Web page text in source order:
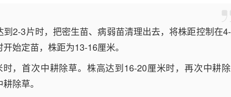
2-3片时，把密生苗、病弱苗清理出去，将株距控制在4-
始定苗，株距为13-16厘米。
，首次中耕除草。株高达到16-20厘米时，再次中耕除
除草。